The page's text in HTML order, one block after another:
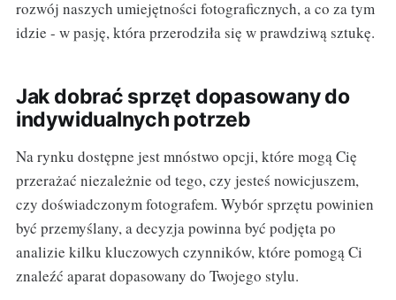
rozwój naszych umiejętności fotograficznych, a co za tym
idzie - w pasję, która przerodziła się w prawdziwą sztukę.
Jak dobrać sprzęt dopasowany do
indywidualnych potrzeb
Na rynku dostępne jest mnóstwo opcji, które mogą Cię
przerażać niezależnie od tego, czy jesteś nowicjuszem,
czy doświadczonym fotografem. Wybór sprzętu powinien
być przemyślany, a decyzja powinna być podjęta po
analizie kilku kluczowych czynników, które pomogą Ci
znaleźć aparat dopasowany do Twojego stylu.